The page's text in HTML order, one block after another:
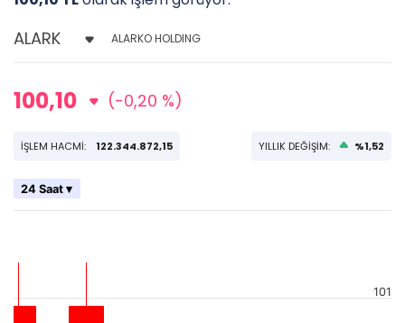
ALARKO HOLDING
100,10 (-0,20 %)
İŞLEM HACMİ: 122.344.872,15 YILLIK DEĞİŞİM: %1,52
24 Saat ▾
101